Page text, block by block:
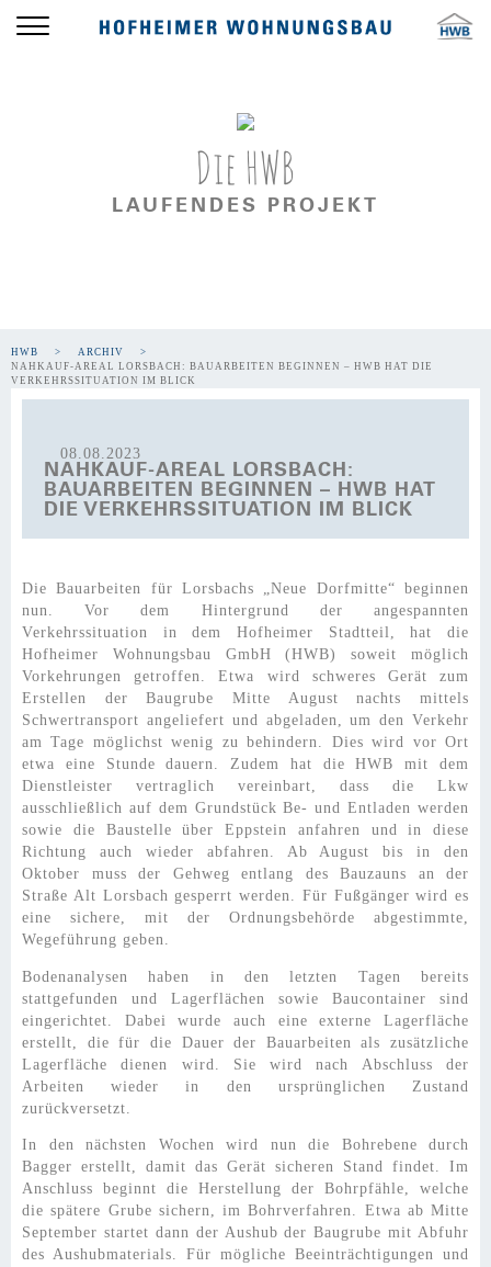
Die HWB
LAUFENDES PROJEKT
HWB
ARCHIV
NAHKAUF-AREAL LORSBACH: BAUARBEITEN BEGINNEN – HWB HAT DIE
VERKEHRSSITUATION IM BLICK
08.08.2023
NAHKAUF-AREAL LORSBACH:
BAUARBEITEN BEGINNEN – HWB HAT
DIE VERKEHRSSITUATION IM BLICK
Die Bauarbeiten für Lorsbachs „Neue Dorfmitte“ beginnen
nun. Vor dem Hintergrund der angespannten
Verkehrssituation in dem Hofheimer Stadtteil, hat die
Hofheimer Wohnungsbau GmbH (HWB) soweit möglich
Vorkehrungen getroffen. Etwa wird schweres Gerät zum
Erstellen der Baugrube Mitte August nachts mittels
Schwertransport angeliefert und abgeladen, um den Verkehr
am Tage möglichst wenig zu behindern. Dies wird vor Ort
etwa eine Stunde dauern. Zudem hat die HWB mit dem
Dienstleister vertraglich vereinbart, dass die Lkw
ausschließlich auf dem Grundstück Be- und Entladen werden
sowie die Baustelle über Eppstein anfahren und in diese
Richtung auch wieder abfahren. Ab August bis in den
Oktober muss der Gehweg entlang des Bauzauns an der
Straße Alt Lorsbach gesperrt werden. Für Fußgänger wird es
eine sichere, mit der Ordnungsbehörde abgestimmte,
Wegeführung geben.
Bodenanalysen haben in den letzten Tagen bereits
stattgefunden und Lagerflächen sowie Baucontainer sind
eingerichtet. Dabei wurde auch eine externe Lagerfläche
erstellt, die für die Dauer der Bauarbeiten als zusätzliche
Lagerfläche dienen wird. Sie wird nach Abschluss der
Arbeiten wieder in den ursprünglichen Zustand
zurückversetzt.
In den nächsten Wochen wird nun die Bohrebene durch
Bagger erstellt, damit das Gerät sicheren Stand findet. Im
Anschluss beginnt die Herstellung der Bohrpfähle, welche
die spätere Grube sichern, im Bohrverfahren. Etwa ab Mitte
September startet dann der Aushub der Baugrube mit Abfuhr
des Aushubmaterials. Für mögliche Beeinträchtigungen und